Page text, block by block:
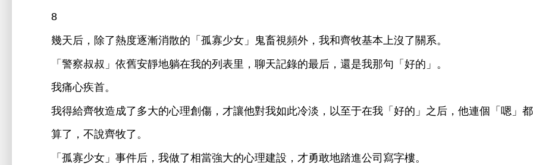
8
幾
后，除 度逐漸消散 「孤寡 女」鬼畜 頻 ， 牧基本 沒
系。
「警察叔叔」依
躺 列表里，聊 記錄 最后，還 句「好
」。
痛
疾首。
得
牧造成 理創傷，才讓 對 如此 淡，以至于 「好 」之后，
連個「嗯」
算
， 牧
。
「孤寡
女」事件后， 相當 理建設，才勇敢 踏 公司 字
。